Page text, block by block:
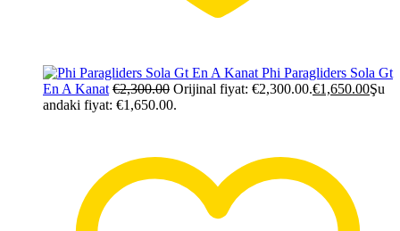
Phi Paragliders Sola Gt
En A Kanat €2,300.00 Orijinal fiyat: €2,300.00.€1,650.00Şu
andaki fiyat: €1,650.00.